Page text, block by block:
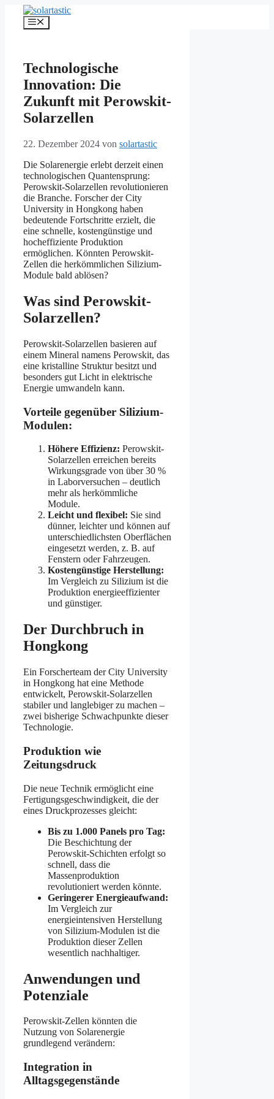
Inhalt
springen
Menü
Technologische
Innovation: Die
Zukunft mit Perowskit-
Solarzellen
22. Dezember 2024 von solartastic
Die Solarenergie erlebt derzeit einen
technologischen Quantensprung:
Perowskit-Solarzellen revolutionieren
die Branche. Forscher der City
University in Hongkong haben
bedeutende Fortschritte erzielt, die
eine schnelle, kostengünstige und
hocheffiziente Produktion
ermöglichen. Könnten Perowskit-
Zellen die herkömmlichen Silizium-
Module bald ablösen?
Was sind Perowskit-
Solarzellen?
Perowskit-Solarzellen basieren auf
einem Mineral namens Perowskit, das
eine kristalline Struktur besitzt und
besonders gut Licht in elektrische
Energie umwandeln kann.
Vorteile gegenüber Silizium-
Modulen:
Höhere Effizienz: Perowskit-
Solarzellen erreichen bereits
Wirkungsgrade von über 30 %
in Laborversuchen – deutlich
mehr als herkömmliche
Module.
Leicht und flexibel: Sie sind
dünner, leichter und können auf
unterschiedlichsten Oberflächen
eingesetzt werden, z. B. auf
Fenstern oder Fahrzeugen.
Kostengünstige Herstellung:
Im Vergleich zu Silizium ist die
Produktion energieeffizienter
und günstiger.
Der Durchbruch in
Hongkong
Ein Forscherteam der City University
in Hongkong hat eine Methode
entwickelt, Perowskit-Solarzellen
stabiler und langlebiger zu machen –
zwei bisherige Schwachpunkte dieser
Technologie.
Produktion wie
Zeitungsdruck
Die neue Technik ermöglicht eine
Fertigungsgeschwindigkeit, die der
eines Druckprozesses gleicht:
Bis zu 1.000 Panels pro Tag:
Die Beschichtung der
Perowskit-Schichten erfolgt so
schnell, dass die
Massenproduktion
revolutioniert werden könnte.
Geringerer Energieaufwand:
Im Vergleich zur
energieintensiven Herstellung
von Silizium-Modulen ist die
Produktion dieser Zellen
wesentlich nachhaltiger.
Anwendungen und
Potenziale
Perowskit-Zellen könnten die
Nutzung von Solarenergie
grundlegend verändern:
Integration in
Alltagsgegenstände